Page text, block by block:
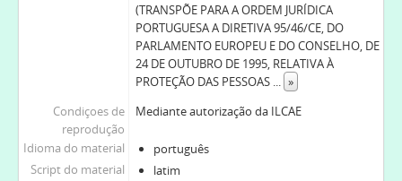
(TRANSPÕE PARA A ORDEM JURÍDICA
PORTUGUESA A DIRETIVA 95/46/CE, DO
PARLAMENTO EUROPEU E DO CONSELHO, DE
24 DE OUTUBRO DE 1995, RELATIVA À
PROTEÇÃO DAS PESSOAS
»
Condiçoes de
reprodução
Mediante autorização da ILCAE
Idioma do material
português
Script do material
latim